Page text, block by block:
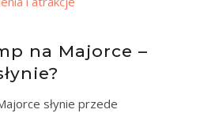
na Majorce –
słynie przede